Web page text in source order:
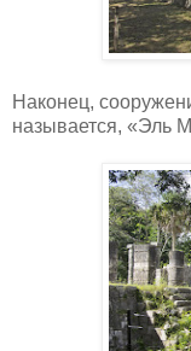
Наконец,
называется, «Эль